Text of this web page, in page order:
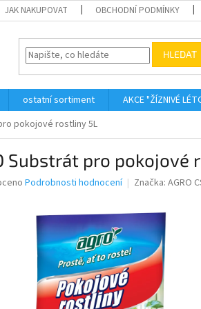
JAK NAKUPOVAT OBCHODNÍ PODMÍNKY
HLEDAT
ostatní sortiment AKCE "ŽÍZNIVÉ
pokojové rostliny 5L
Substrát pro pokojové
Podrobnosti hodnocení Značka: AGRO